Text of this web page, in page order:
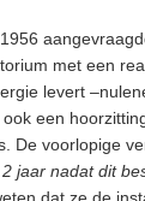
met een
levert
een
De voorlopige
jaar nadat dit
dat ze de